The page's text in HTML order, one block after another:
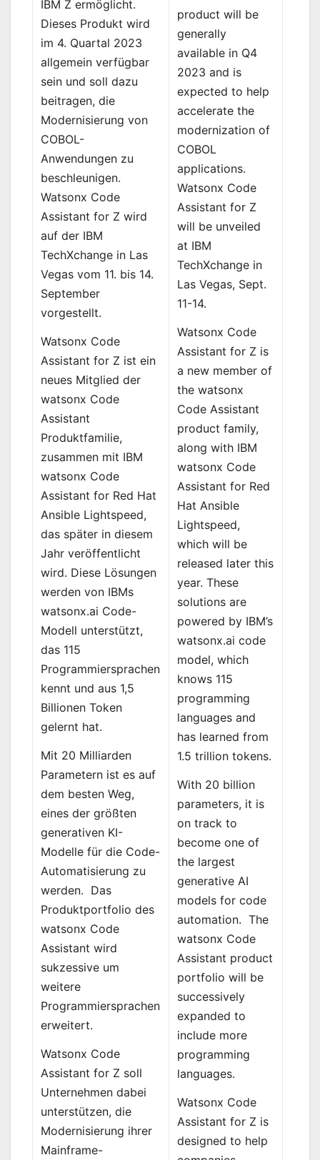
IBM Z ermöglicht.
Dieses Produkt wird
im 4. Quartal 2023
allgemein verfügbar
sein und soll dazu
beitragen, die
Modernisierung von
COBOL-
Anwendungen zu
beschleunigen.
Watsonx Code
Assistant for Z wird
auf der IBM
TechXchange in Las
Vegas vom 11. bis 14.
September
vorgestellt.
Watsonx Code
Assistant for Z ist ein
neues Mitglied der
watsonx Code
Assistant
Produktfamilie,
zusammen mit IBM
watsonx Code
Assistant for Red Hat
Ansible Lightspeed,
das später in diesem
Jahr veröffentlicht
wird. Diese Lösungen
werden von IBMs
watsonx.ai Code-
Modell unterstützt,
das 115
Programmiersprachen
kennt und aus 1,5
Billionen Token
gelernt hat.
Mit 20 Milliarden
Parametern ist es auf
dem besten Weg,
eines der größten
generativen KI-
Modelle für die Code-
Automatisierung zu
werden. Das
Produktportfolio des
watsonx Code
Assistant wird
sukzessive um
weitere
Programmiersprachen
erweitert.
Watsonx Code
Assistant for Z soll
Unternehmen dabei
unterstützen, die
Modernisierung ihrer
Mainframe-
product will be
generally
available in Q4
2023 and is
expected to help
accelerate the
modernization of
COBOL
applications.
Watsonx Code
Assistant for Z
will be unveiled
at IBM
TechXchange in
Las Vegas, Sept.
11-14.
Watsonx Code
Assistant for Z is
a new member of
the watsonx
Code Assistant
product family,
along with IBM
watsonx Code
Assistant for Red
Hat Ansible
Lightspeed,
which will be
released later this
year. These
solutions are
powered by IBM’s
watsonx.ai code
model, which
knows 115
programming
languages and
has learned from
1.5 trillion tokens.
With 20 billion
parameters, it is
on track to
become one of
the largest
generative AI
models for code
automation. The
watsonx Code
Assistant product
portfolio will be
successively
expanded to
include more
programming
languages.
Watsonx Code
Assistant for Z is
designed to help